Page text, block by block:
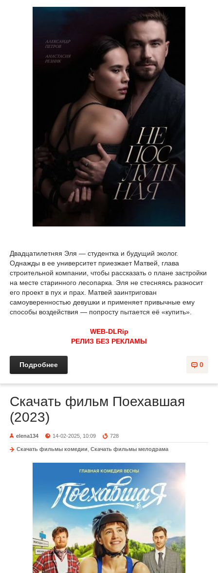
Двадцатилетняя Эля — студентка и будущий эколог.
Однажды в ее университет приезжает Матвей, глава
строительной компании, чтобы рассказать о плане застройки
на месте старинного лесопарка. Эля не стесняясь разносит
его проект в пух и прах. Матвей заинтригован
самоуверенностью девушки и применяет привычные ему
способы воздействия — попросту пытается её «купить».
WEB-DLRip
РЕЛИЗ БЕЗ РЕКЛАМЫ
0
Подробнее
Скачать фильм Поехавшая
(2023)
elena134 14-02-2025, 10:09 728
Скачать фильмы комедии Скачать фильмы мелодрама